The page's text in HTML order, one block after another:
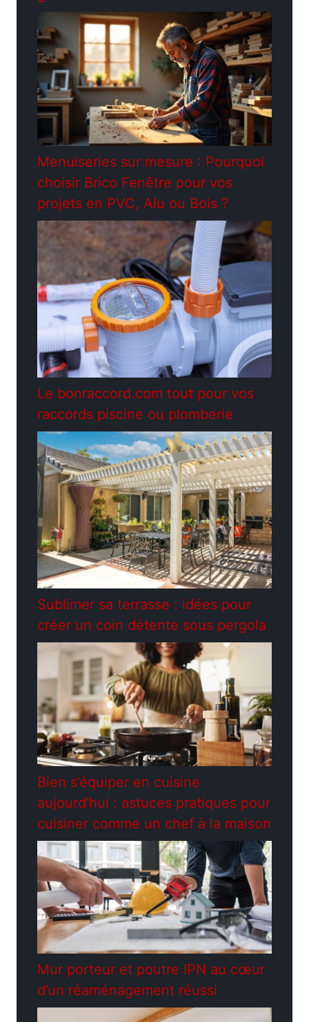
Menuiseries sur mesure : Pourquoi
choisir Brico Fenêtre pour vos
projets en PVC, Alu ou Bois ?
Le bonraccord.com tout pour vos
raccords piscine ou plomberie
Sublimer sa terrasse : idées pour
créer un coin détente sous pergola
Bien s’équiper en cuisine
aujourd’hui : astuces pratiques pour
cuisiner comme un chef à la maison
Mur porteur et poutre IPN au cœur
d’un réaménagement réussi